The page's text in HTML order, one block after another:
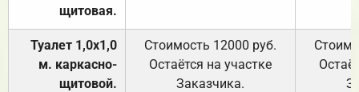
щитовая.
Туалет 1,0х1,0
м. каркасно-
щитовой.
Стоимость 12000 руб.
Остаётся на участке
Заказчика.